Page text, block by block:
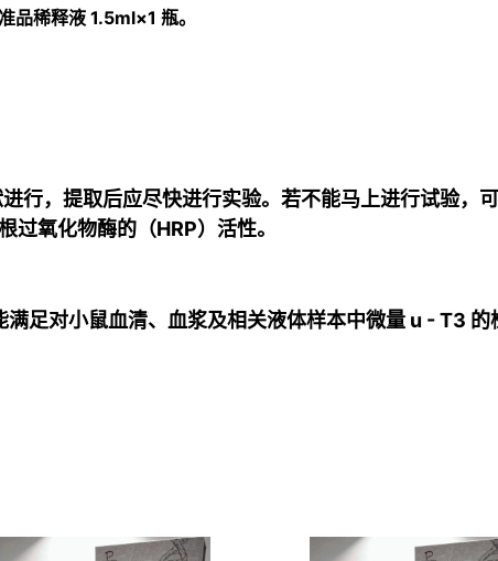
品稀释液 1.5ml×1 瓶。
行，提取后应尽快进行实验。若不能马上进行试验，
过氧化物酶的（HRP）活性。
足对小鼠血清、血浆及相关液体样本中微量 u - T3 的